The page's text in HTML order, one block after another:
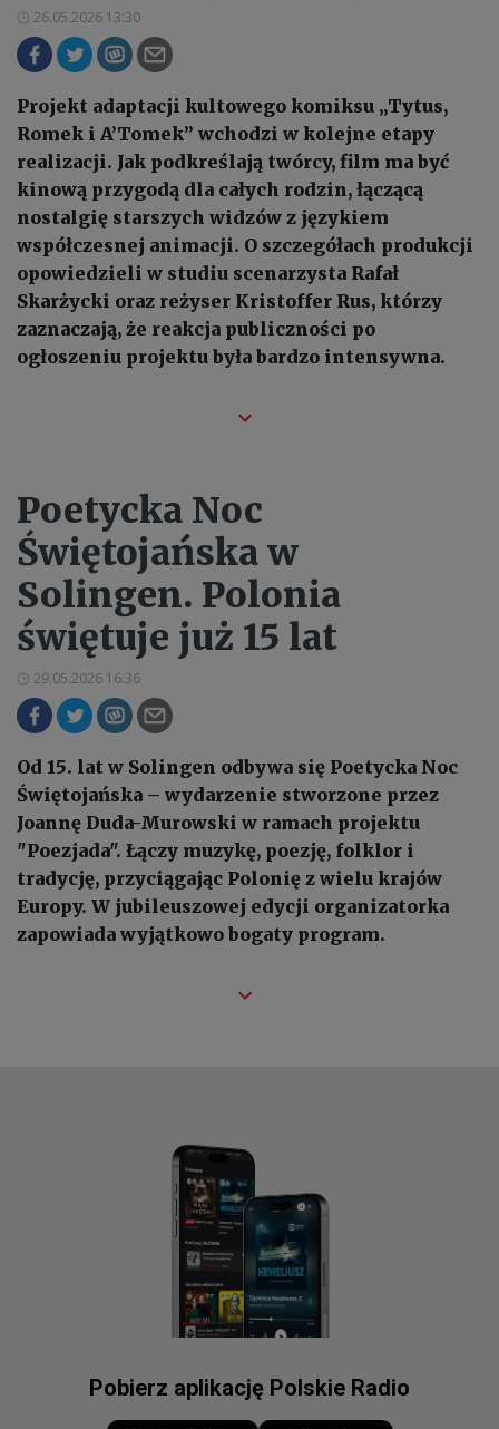
26.05.2026 13:30
Projekt adaptacji kultowego komiksu „Tytus,
Romek i A’Tomek” wchodzi w kolejne etapy
realizacji. Jak podkreślają twórcy, film ma być
kinową przygodą dla całych rodzin, łączącą
nostalgię starszych widzów z językiem
współczesnej animacji. O szczegółach produkcji
opowiedzieli w studiu scenarzysta Rafał
Skarżycki oraz reżyser Kristoffer Rus, którzy
zaznaczają, że reakcja publiczności po
ogłoszeniu projektu była bardzo intensywna.
Poetycka Noc
Świętojańska w
Solingen. Polonia
świętuje już 15 lat
29.05.2026 16:36
Od 15. lat w Solingen odbywa się Poetycka Noc
Świętojańska – wydarzenie stworzone przez
Joannę Duda-Murowski w ramach projektu
"Poezjada". Łączy muzykę, poezję, folklor i
tradycję, przyciągając Polonię z wielu krajów
Europy. W jubileuszowej edycji organizatorka
zapowiada wyjątkowo bogaty program.
Pobierz aplikację Polskie Radio